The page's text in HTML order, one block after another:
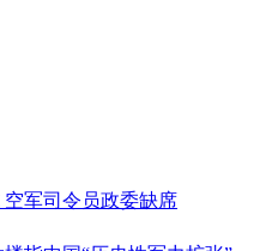
军司令员政委缺席